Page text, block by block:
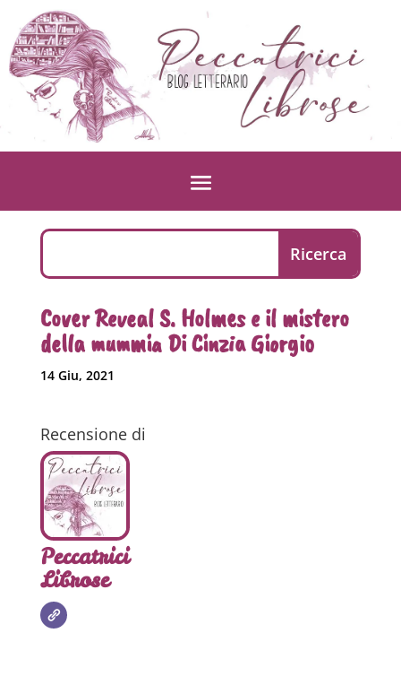
Cover Reveal S. Holmes e il mistero
della mummia Di Cinzia Giorgio
14 Giu, 2021
Recensione di
Peccatrici
Librose